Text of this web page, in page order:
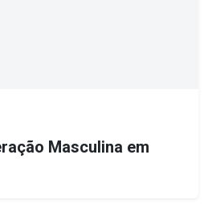
Masculina em